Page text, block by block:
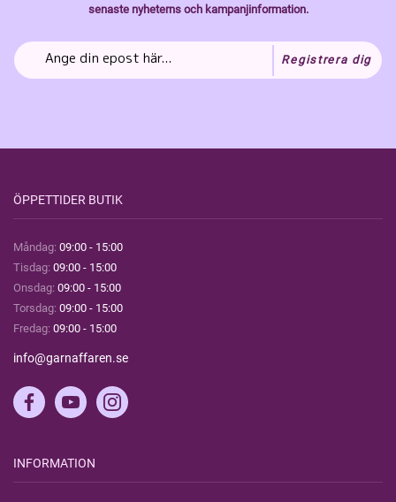
senaste nyheterns och kampanjinformation.
Registrera dig
ÖPPETTIDER BUTIK
Måndag: 09:00 - 15:00
Tisdag: 09:00 - 15:00
Onsdag: 09:00 - 15:00
Torsdag: 09:00 - 15:00
Fredag: 09:00 - 15:00
info@garnaffaren.se
INFORMATION